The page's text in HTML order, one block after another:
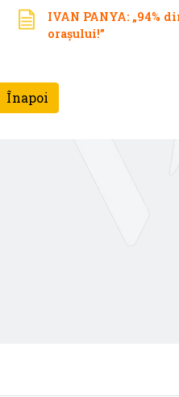
IVAN PANYA:
orașului!”
Înapoi